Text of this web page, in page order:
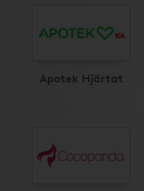
Apotek Hjärtat